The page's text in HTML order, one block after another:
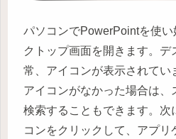
パソコンでPowerPointを使
クトップ画面を開きます。デ
常、アイコンが表示されて
アイコンがなかった場合は、
検索することもできます。次
コンをクリックして、アプリ